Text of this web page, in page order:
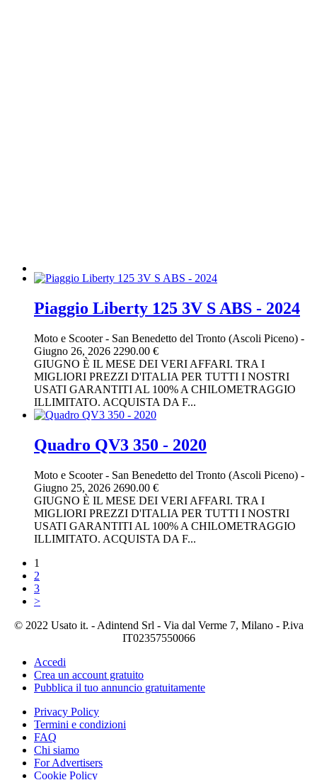
Piaggio Liberty 125 3V S ABS - 2024
Moto e Scooter- San Benedetto del Tronto (Ascoli Piceno) -
Giugno 26, 2026 2290.00 €
GIUGNO È IL MESE DEI VERI AFFARI. TRA I
MIGLIORI PREZZI D'ITALIA PER TUTTI I NOSTRI
USATI GARANTITI AL 100% A CHILOMETRAGGIO
ILLIMITATO. ACQUISTA DA F...
Quadro QV3 350 - 2020
Moto e Scooter- San Benedetto del Tronto (Ascoli Piceno) -
Giugno 25, 2026 2690.00 €
GIUGNO È IL MESE DEI VERI AFFARI. TRA I
MIGLIORI PREZZI D'ITALIA PER TUTTI I NOSTRI
USATI GARANTITI AL 100% A CHILOMETRAGGIO
ILLIMITATO. ACQUISTA DA F...
1
2
3
>
© 2022 Usato it. - Adintend Srl - Via dal Verme 7, Milano - P.iva
IT02357550066
Accedi
Crea un account gratuito
Pubblica il tuo annuncio gratuitamente
Privacy Policy
Termini e condizioni
FAQ
Chi siamo
For Advertisers
Cookie Policy